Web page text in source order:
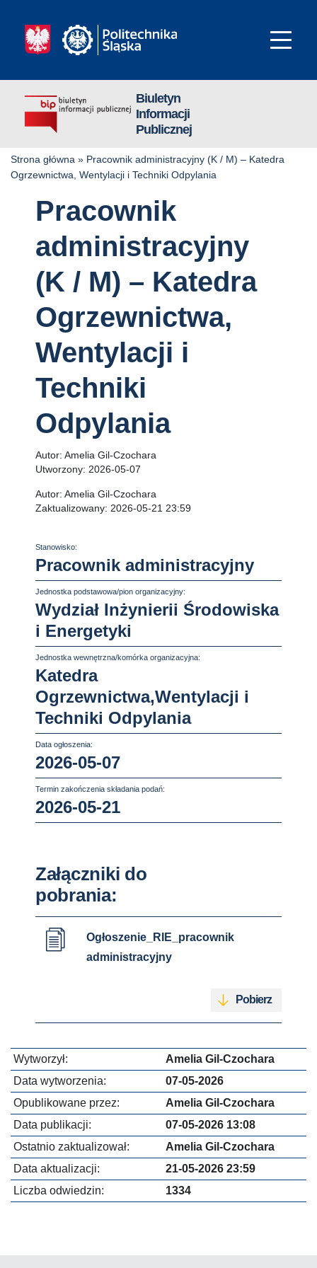
Biuletyn
Informacji
Publicznej
Strona główna » Pracownik administracyjny (K / M) – Katedra
Ogrzewnictwa, Wentylacji i Techniki Odpylania
Pracownik
administracyjny
(K / M) – Katedra
Ogrzewnictwa,
Wentylacji i
Techniki
Odpylania
Autor: Amelia Gil-Czochara
Utworzony: 2026-05-07
Autor: Amelia Gil-Czochara
Zaktualizowany: 2026-05-21 23:59
Stanowisko:
Pracownik administracyjny
Jednostka podstawowa/pion organizacyjny:
Wydział Inżynierii Środowiska
i Energetyki
Jednostka wewnętrzna/komórka organizacyjna:
Katedra
Ogrzewnictwa,Wentylacji i
Techniki Odpylania
Data ogłoszenia:
2026-05-07
Termin zakończenia składania podań:
2026-05-21
Załączniki do
pobrania:
Ogłoszenie_RIE_pracownik
administracyjny
Pobierz
Wytworzył:
Amelia Gil-Czochara
Data wytworzenia:
07-05-2026
Opublikowane przez:
Amelia Gil-Czochara
Data publikacji:
07-05-2026 13:08
Ostatnio zaktualizował:
Amelia Gil-Czochara
Data aktualizacji:
21-05-2026 23:59
Liczba odwiedzin:
1334